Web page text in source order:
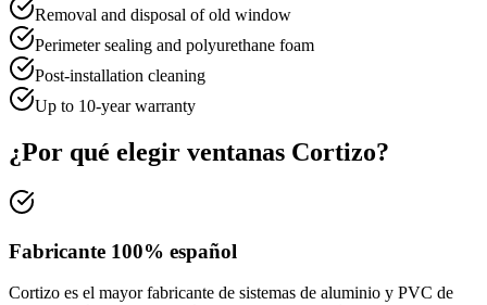
Removal and disposal of old window
Perimeter sealing and polyurethane foam
Post-installation cleaning
Up to 10-year warranty
¿Por qué elegir ventanas Cortizo?
Fabricante 100% español
Cortizo es el mayor fabricante de sistemas de aluminio y PVC de